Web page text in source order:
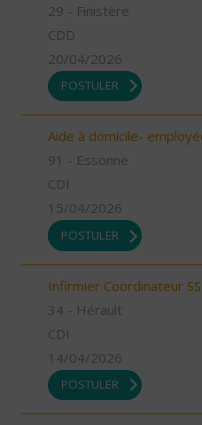
29 - Finistère
CDD
20/04/2026
POSTULER
Aide à domicile-
91 - Essonne
CDI
15/04/2026
POSTULER
Infirmier Coordinateur
34 - Hérault
CDI
14/04/2026
POSTULER